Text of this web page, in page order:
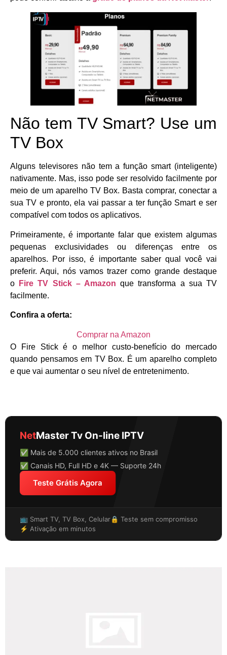
Não tem TV Smart? Use um
TV Box
Alguns televisores não tem a função smart (inteligente)
nativamente. Mas, isso pode ser resolvido facilmente por
meio de um aparelho TV Box. Basta comprar, conectar a
sua TV e pronto, ela vai passar a ter função Smart e ser
compatível com todos os aplicativos.
Primeiramente, é importante falar que existem algumas
pequenas exclusividades ou diferenças entre os
aparelhos. Por isso, é importante saber qual você vai
preferir. Aqui, nós vamos trazer como grande destaque
o
Fire TV Stick – Amazon que transforma a sua TV
facilmente.
Confira a oferta:
Comprar na Amazon
O Fire Stick é o melhor custo-benefício do mercado
quando pensamos em TV Box. É um aparelho completo
e que vai aumentar o seu nível de entretenimento.
NetMaster Tv On-line IPTV
✅ Mais de 5.000 clientes ativos no Brasil
✅ Canais HD, Full HD e 4K — Suporte 24h
Teste Grátis Agora
📺 Smart TV, TV Box, Celular🔒 Teste sem compromisso
⚡ Ativação em minutos